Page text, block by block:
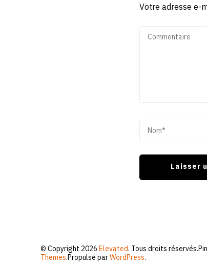
Votre adresse e-
© Copyright 2026Elevated. Tous droits réservés.
Themes.Propulsé parWordPress.